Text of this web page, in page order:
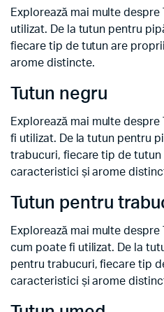
Explorează mai multe
utilizat. De la tutun pentru
fiecare tip de tutun are
arome distincte.
Tutun negru
Explorează mai multe
fi utilizat. De la tutun pentru
trabucuri, fiecare tip de
caracteristici și arome
Tutun pentru
Explorează mai multe
cum poate fi utilizat. De la
pentru trabucuri, fiecare tip
caracteristici și arome